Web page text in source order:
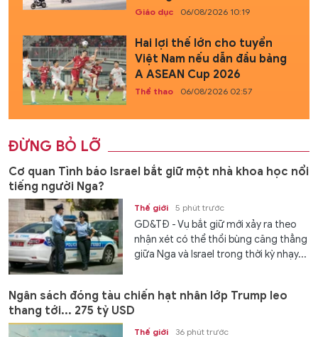
Giáo dục 06/08/2026 10:19
Hai lợi thế lớn cho tuyển
Việt Nam nếu dẫn đầu bảng
A ASEAN Cup 2026
Thể thao 06/08/2026 02:57
ĐỪNG BỎ LỠ
Cơ quan Tình báo Israel bắt giữ một nhà khoa học nổi
tiếng người Nga?
Thế giới 5 phút trước
GD&TĐ - Vụ bắt giữ mới xảy ra theo
nhận xét có thể thổi bùng căng thẳng
giữa Nga và Israel trong thời kỳ nhạy...
Ngân sách đóng tàu chiến hạt nhân lớp Trump leo
thang tới... 275 tỷ USD
Thế giới 36 phút trước